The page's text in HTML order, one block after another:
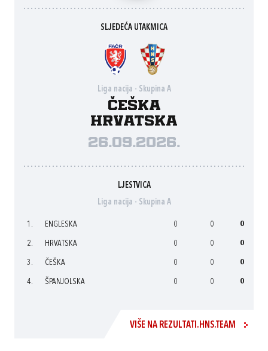
SLJEDEĆA UTAKMICA
Liga nacija - Skupina A
Češka
Hrvatska
26.09.2026.
LJESTVICA
Liga nacija - Skupina A
1. ENGLESKA 0 0 0
2. HRVATSKA 0 0 0
3. ČEŠKA 0 0 0
4. ŠPANJOLSKA 0 0 0
VIŠE NA REZULTATI.HNS.TEAM